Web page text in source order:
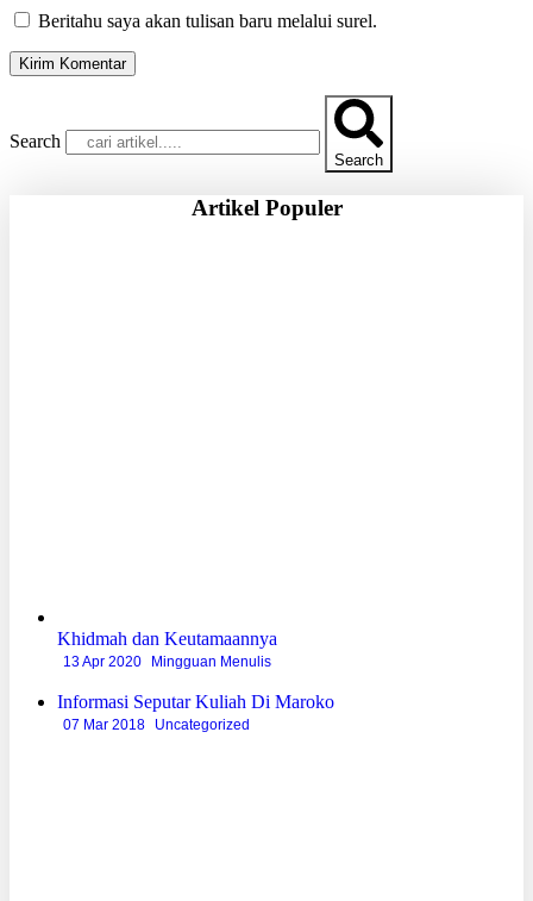
Beritahu saya akan tulisan baru melalui surel.
Search
Search
Artikel Populer
Khidmah dan Keutamaannya
13 Apr 2020 Mingguan Menulis
Informasi Seputar Kuliah Di Maroko
07 Mar 2018 Uncategorized